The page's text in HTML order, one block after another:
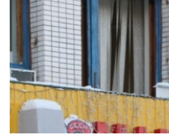
УКРАЇНА
СВІТ
СХЕМИ
КИТАЙ.ВИКЛИКИ
МУЛЬТИМЕДІА
ФОТО
СПЕЦПРОЄКТИ